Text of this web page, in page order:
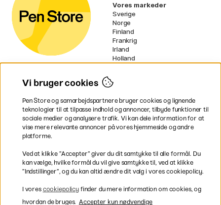
Vores markeder
Sverige
Norge
Finland
Frankrig
Irland
Holland
EU
* Specifikkefragtvilkår gælder for
voluminøse varer.
Hurtig levering til hele Danmark
Vi bruger cookies
Pen Store og samarbejdspartnere bruger cookies og lignende
teknologier til at tilpasse indhold og annoncer, tilbyde funktioner til
sociale medier og analysere trafik. Vi kan dele information for at
vise mere relevante annoncer på vores hjemmeside og andre
platforme.
Ved at klikke ”Accepter” giver du dit samtykke til alle formål. Du
kan vælge, hvilke formål du vil give samtykke til, ved at klikke
”Indstillinger”, og du kan altid ændre dit valg i vores cookiepolicy.
I vores cookiepolicyfinder du mere information om cookies, og
hvordan de bruges. Accepter kun nødvendige